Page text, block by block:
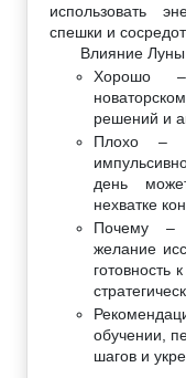
использовать
спешки и
Влияние
Хорошо –
решений и
Плохо –
день
нехватке
Почему –
желание
готовность
обучении,
шагов и